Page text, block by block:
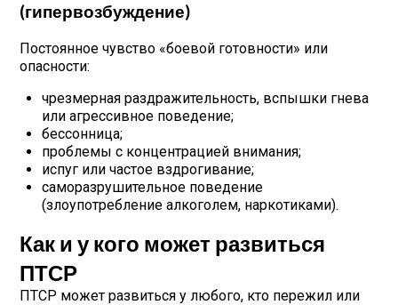
(гипервозбуждение)
Постоянное чувство «боевой готовности» или
опасности:
чрезмерная раздражительность, вспышки гнева
или агрессивное поведение;
бессонница;
проблемы с концентрацией внимания;
испуг или частое вздрогивание;
саморазрушительное поведение
(злоупотребление алкоголем, наркотиками).
Как и у кого может развиться
ПТСР
ПТСР может развиться у любого, кто пережил или